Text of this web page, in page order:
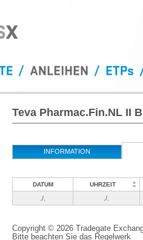
Teva Pharmac.Fin.NL II
INFORMATION
DATUM UHRZEIT
./. ./.
Copyright © 2026 Tradegate
Bitte beachten Sie das Regelwerk